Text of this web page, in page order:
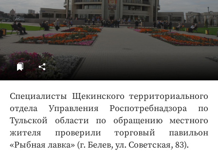
Специалисты Щекинского территориального
отдела Управления Роспотребнадзора по
Тульской области по обращению местного
жителя проверили торговый павильон
«Рыбная лавка» (г. Белев, ул. Советская, 83).